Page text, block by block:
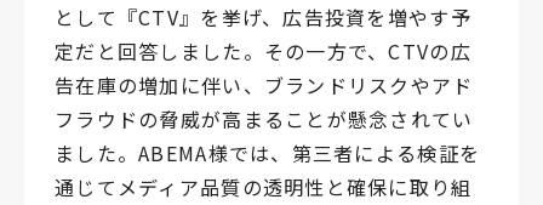
として『CTV』を挙げ、広告投資を増やす予
定だと回答しました。その一方で、CTVの広
告在庫の増加に伴い、ブランドリスクやアド
フラウドの脅威が高まることが懸念されてい
ました。ABEMA様では、第三者による検証を
通じてメディア品質の透明性と確保に取り組